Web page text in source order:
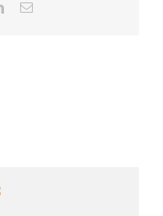
LinkedInEmail